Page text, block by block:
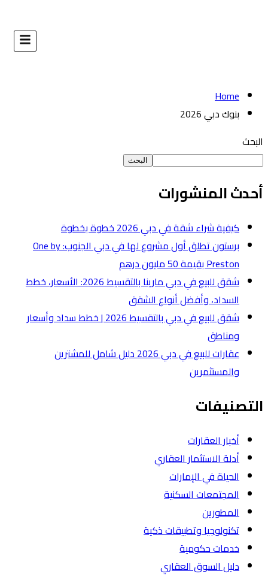
برستون تطلق أول مشروع لها في دبي الجنوب: One by
شقق للبيع في دبي مارينا بالتقسيط 2026: الأسعار، خطط
شقق للبيع في دبي بالتقسيط 2026 | خطط سداد وأسعار
عقارات للبيع في دبي 2026 دليل شامل للمشترين